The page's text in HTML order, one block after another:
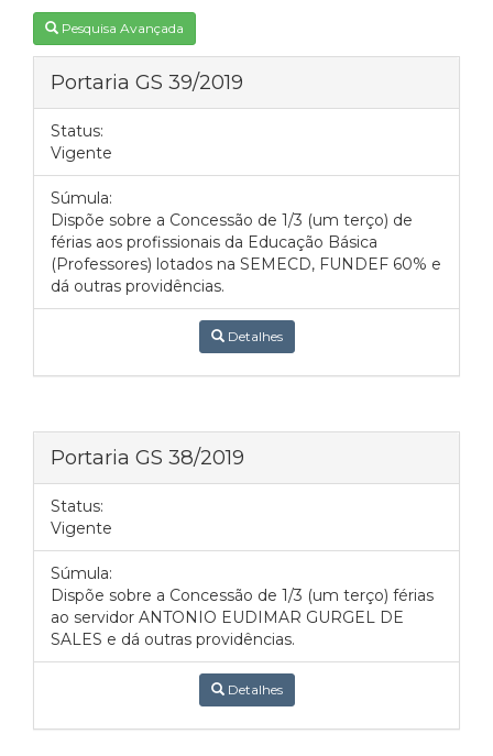
Pesquisa Avançada
Portaria GS 39/2019
Status:
Vigente
Súmula:
Dispõe sobre a Concessão de 1/3 (um terço) de
férias aos profissionais da Educação Básica
(Professores) lotados na SEMECD, FUNDEF 60% e
dá outras providências.
Detalhes
Portaria GS 38/2019
Status:
Vigente
Súmula:
Dispõe sobre a Concessão de 1/3 (um terço) férias
ao servidor ANTONIO EUDIMAR GURGEL DE
SALES e dá outras providências.
Detalhes